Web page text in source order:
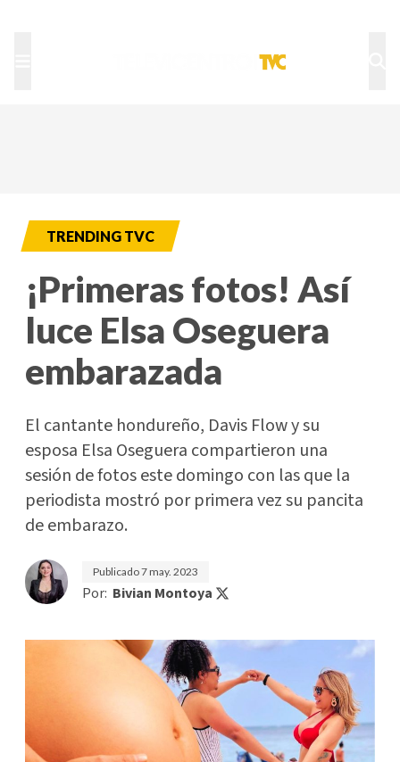
TRENDING TVC
¡Primeras fotos! Así
luce Elsa Oseguera
embarazada
El cantante hondureño, Davis Flow y su
esposa Elsa Oseguera compartieron una
sesión de fotos este domingo con las que la
periodista mostró por primera vez su pancita
de embarazo.
Publicado7 may. 2023
Por: Bivian Montoya